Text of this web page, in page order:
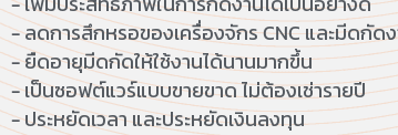
- ลดการสึกหรอของเครื่องจักร CNC และมีดกัด
- ยืดอายุมีดกัดให้ใช้งานได้นานมากขึ้น
- เป็นซอฟต์แวร์แบบขายขาด ไม่ต้องเช่ารายปี
- ประหยัดเวลา และประหยัดเงินลงทุน